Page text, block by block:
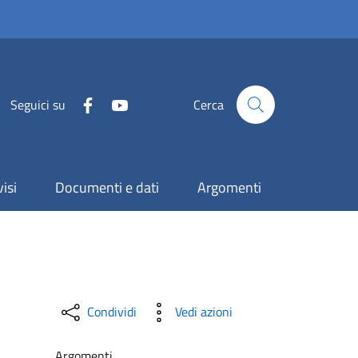
Seguici su Cerca
Documenti e dati Argomenti
Condividi Vedi azioni